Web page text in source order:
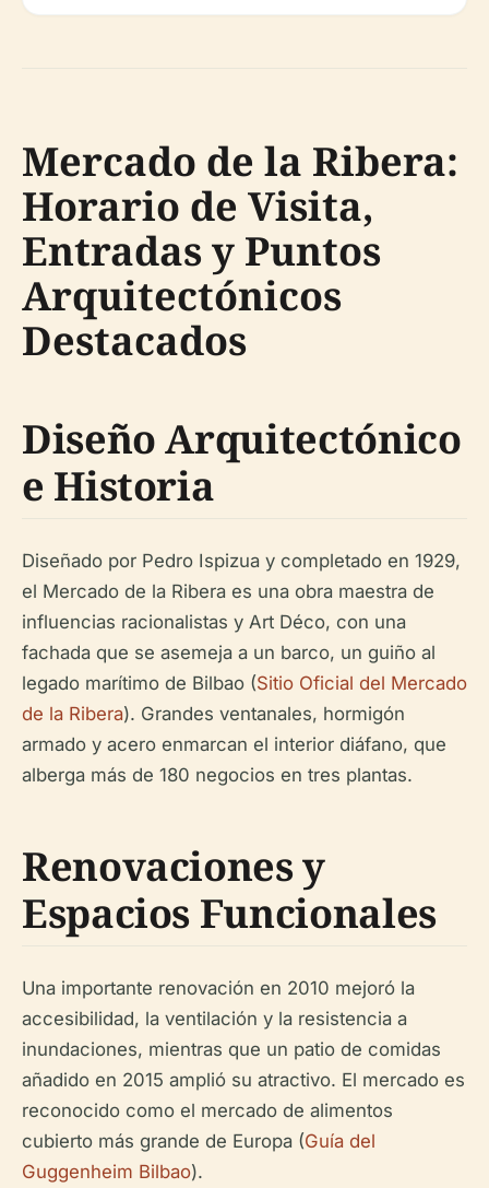
Mercado de la Ribera:
Horario de Visita,
Entradas y Puntos
Arquitectónicos
Destacados
Diseño Arquitectónico
e Historia
Diseñado por Pedro Ispizua y completado en 1929,
el Mercado de la Ribera es una obra maestra de
influencias racionalistas y Art Déco, con una
fachada que se asemeja a un barco, un guiño al
legado marítimo de Bilbao (Sitio Oficial del Mercado
de la Ribera). Grandes ventanales, hormigón
armado y acero enmarcan el interior diáfano, que
alberga más de 180 negocios en tres plantas.
Renovaciones y
Espacios Funcionales
Una importante renovación en 2010 mejoró la
accesibilidad, la ventilación y la resistencia a
inundaciones, mientras que un patio de comidas
añadido en 2015 amplió su atractivo. El mercado es
reconocido como el mercado de alimentos
cubierto más grande de Europa (Guía del
Guggenheim Bilbao).